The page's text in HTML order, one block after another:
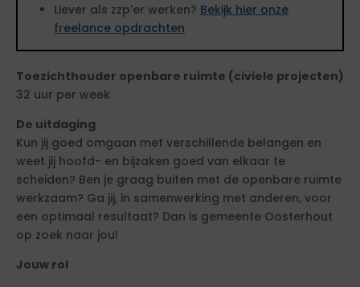
Liever als zzp'er werken? Bekijk hier onze
freelance opdrachten
Toezichthouder openbare ruimte (civiele projecten)
32 uur per week
De uitdaging
Kun jij goed omgaan met verschillende belangen en
weet jij hoofd- en bijzaken goed van elkaar te
scheiden? Ben je graag buiten met de openbare ruimte
werkzaam? Ga jij, in samenwerking met anderen, voor
een optimaal resultaat? Dan is gemeente Oosterhout
op zoek naar jou!
Jouw rol